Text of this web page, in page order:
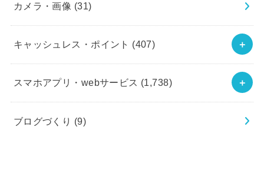
カメラ・画像 (31)
キャッシュレス・ポイント (407)
スマホアプリ・webサービス (1,738)
ブログづくり (9)